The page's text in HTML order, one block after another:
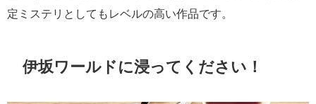
定ミステリとしてもレベルの高い作品です。
伊坂ワールドに浸ってください！